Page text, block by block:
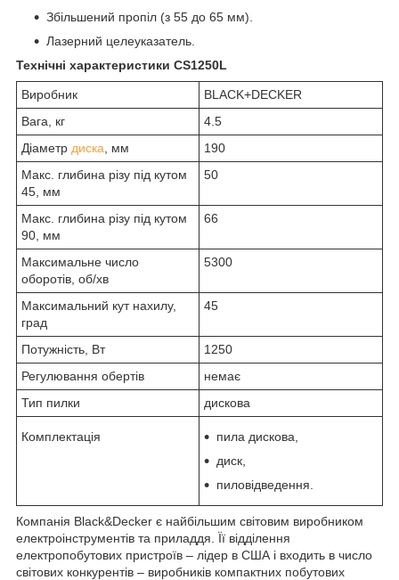
Збільшений пропіл (з 55 до 65 мм).
Лазерний целеуказатель.
Технічні характеристики CS1250L
Виробник
BLACK+DECKER
Вага, кг
4.5
Діаметр диска , мм
190
Макс. глибина різу під кутом
45, мм
50
Макс. глибина різу під кутом
90, мм
66
Максимальне число
оборотів, об/хв
5300
Максимальний кут нахилу,
град
45
Потужність, Вт
1250
Регулювання обертів
немає
Тип пилки
дискова
Комплектація
пила дискова,
диск,
пиловідведення.
Компанія Black&Decker є найбільшим світовим виробником
електроінструментів та приладдя. Її відділення
електропобутових пристроїв – лідер в США і входить в число
світових конкурентів – виробників компактних побутових